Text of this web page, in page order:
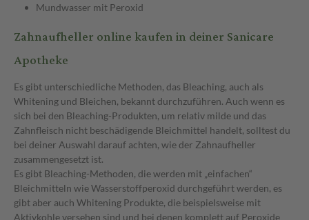
Mundwasser mit Peroxid
Zahnaufheller online kaufen in deiner Sanicare
Apotheke
Es gibt unterschiedliche Methoden, das Bleaching, auch als
Whitening und Bleichen, bekannt durchzuführen. Auch wenn es
sich bei den Bleaching-Produkten, um relativ milde und das
Zahnfleisch nicht beschädigende Bleichmittel handelt, solltest du
bei deiner Auswahl darauf achten, wie der Zahnaufheller
zusammengesetzt ist.
Es gibt Bleaching-Methoden, die werden mit „einfachen“
Bleichmitteln wie Wasserstoffperoxid durchgeführt werden, es
gibt aber auch Whitening Produkte, die beispielsweise mit
Aktivkohle versehen sind und bei denen komplett auf Peroxide